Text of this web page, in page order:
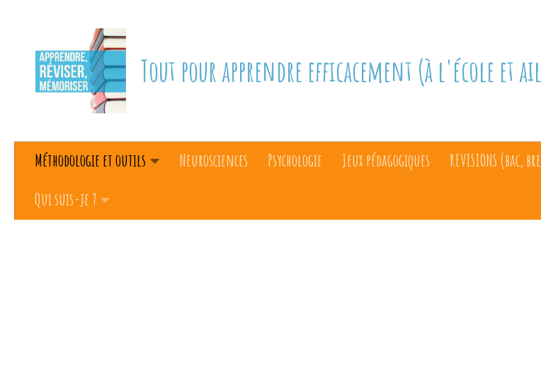
Tout pour apprendre efficacement (à l'école et
Méthodologie et outils Neurosciences Psychologie Jeux pédagogiques REVISIONS (bac,
Qui suis-je ?